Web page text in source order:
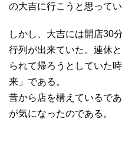
の大吉に行こうと思ってい
しかし、大吉には開店30
行列が出来ていた。連休
られて帰ろうとしていた
来」である。
昔から店を構えているで
が気になったのである。